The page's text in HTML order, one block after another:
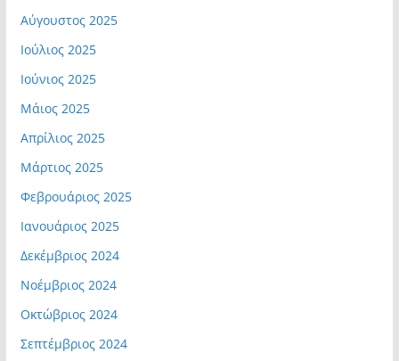
Αύγουστος 2025
Ιούλιος 2025
Ιούνιος 2025
Μάιος 2025
Απρίλιος 2025
Μάρτιος 2025
Φεβρουάριος 2025
Ιανουάριος 2025
Δεκέμβριος 2024
Νοέμβριος 2024
Οκτώβριος 2024
Σεπτέμβριος 2024